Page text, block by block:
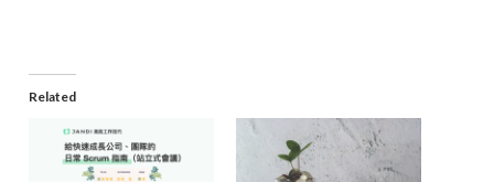
Related